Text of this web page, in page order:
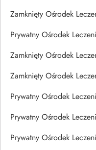
Zamknięty Ośrodek
Prywatny Ośrodek
Zamknięty Ośrodek
Zamknięty Ośrodek
Prywatny Ośrodek
Prywatny Ośrodek
Prywatny Ośrodek